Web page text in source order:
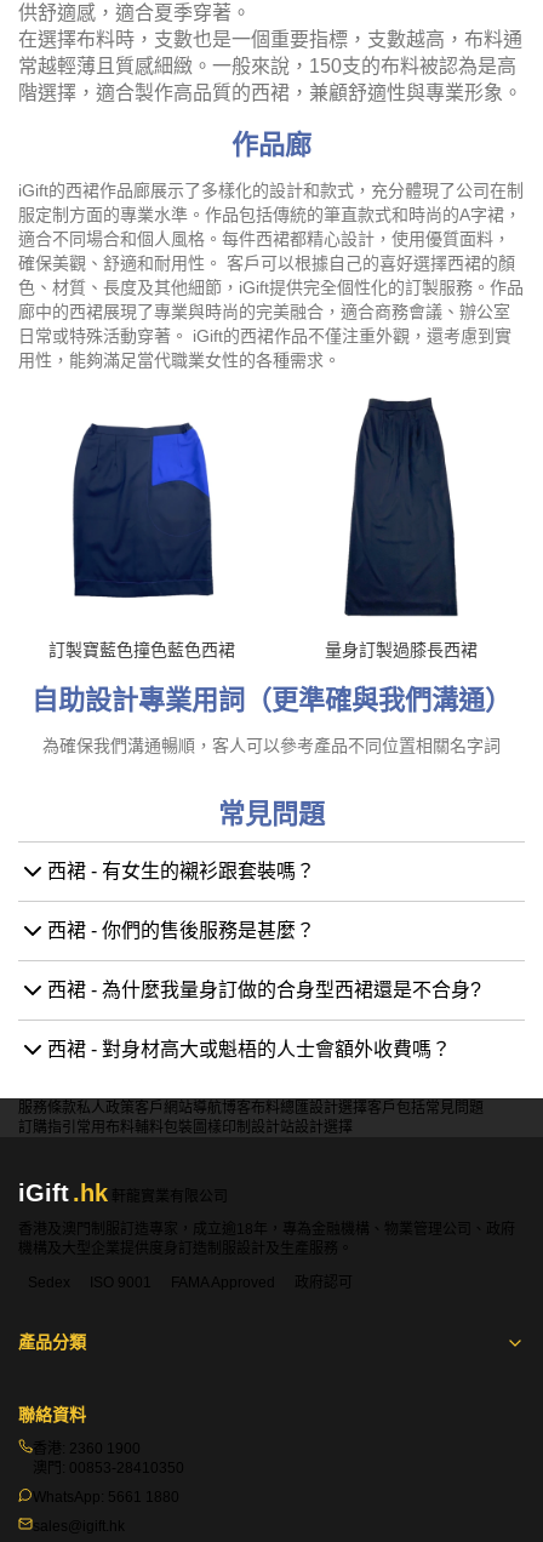
供舒適感，適合夏季穿著。
在選擇布料時，支數也是一個重要指標，支數越高，布料通
常越輕薄且質感細緻。一般來說，150支的布料被認為是高
階選擇，適合製作高品質的西裙，兼顧舒適性與專業形象。
作品廊
iGift的西裙作品廊展示了多樣化的設計和款式，充分體現了公司在制
服定制方面的專業水準。作品包括傳統的筆直款式和時尚的A字裙，
適合不同場合和個人風格。每件西裙都精心設計，使用優質面料，
確保美觀、舒適和耐用性。 客戶可以根據自己的喜好選擇西裙的顏
色、材質、長度及其他細節，iGift提供完全個性化的訂製服務。作品
廊中的西裙展現了專業與時尚的完美融合，適合商務會議、辦公室
日常或特殊活動穿著。 iGift的西裙作品不僅注重外觀，還考慮到實
用性，能夠滿足當代職業女性的各種需求。
訂製寶藍色撞色藍色西裙 量身訂製過膝長西裙
自助設計專業用詞（更準確與我們溝通）
為確保我們溝通暢順，客人可以參考產品不同位置相關名字詞
常見問題
西裙 - 有女生的襯衫跟套裝嗎？
西裙 - 你們的售後服務是甚麼？
西裙 - 為什麼我量身訂做的合身型西裙還是不合身?
西裙 - 對身材高大或魁梧的人士會額外收費嗎？
服務條款私人政策客戶 網站導航博客布料總匯設計選擇客戶包括常見問題
訂購指引 常用布料輔料包裝 圖樣印制 設計站設計選擇
iGift.hk
軒龍實業有限公司
香港及澳門制服訂造專家，成立逾18年，專為金融機構、物業管理公司、政府
機構及大型企業提供度身訂造制服設計及生產服務。
Sedex
ISO 9001 FAMA Approved 政府認可
產品分類
聯絡資料
香港: 2360 1900
澳門: 00853-28410350
WhatsApp: 5661 1880
sales@igift.hk